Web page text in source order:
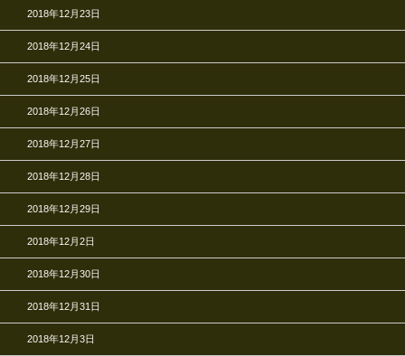
2018年12月23日
2018年12月24日
2018年12月25日
2018年12月26日
2018年12月27日
2018年12月28日
2018年12月29日
2018年12月2日
2018年12月30日
2018年12月31日
2018年12月3日